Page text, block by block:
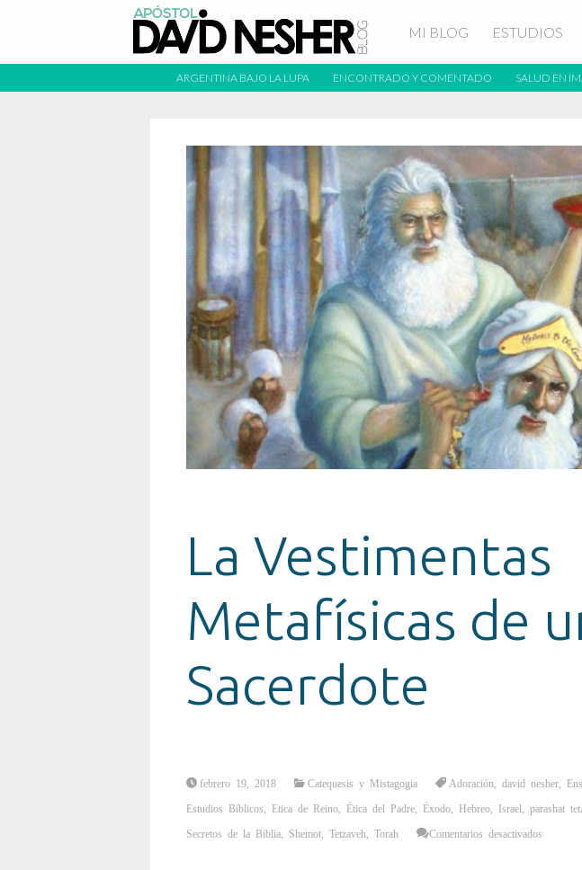
MI BLOG ESTUDIOS
ARGENTINA BAJO LA LUPA ENCONTRADO Y COMENTADO SALUD EN
La Vestimentas
Metafísicas de
Sacerdote
febrero 19, 2018 Catequesis y Mistagogia Adoración david nesher
Estudios Bíblicos Etica de Reino Ética del Padre Éxodo Hebreo Israel parashat
Secretos de la Biblia Shemot Tetzaveh Torah Comentarios desactivados